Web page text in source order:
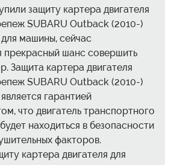
защиту картера двигателя
SUBARU Outback (2010-)
машины, сейчас
прекрасный шанс совершить
Защита картера двигателя
SUBARU Outback (2010-)
гарантией
что двигатель транспортного
находиться в безопасности
факторов.
картера двигателя для